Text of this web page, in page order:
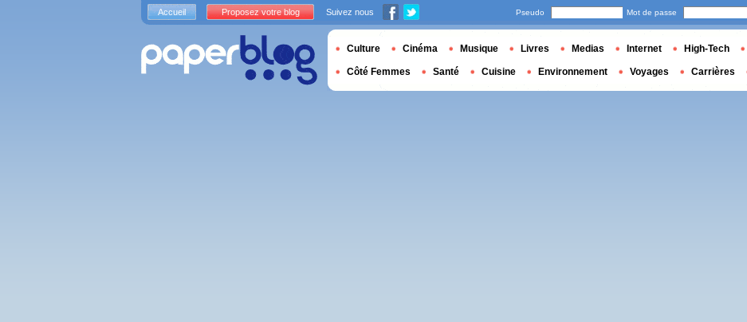
Accueil Proposez votre blog Suivez nous Pseudo Mot de passe
Culture Cinéma Musique Livres Medias Internet High-Tech
Côté Femmes Santé Cuisine Environnement Voyages Carrières